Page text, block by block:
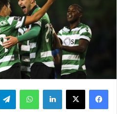
فيسبوك ‫X لينكدإن واتساب